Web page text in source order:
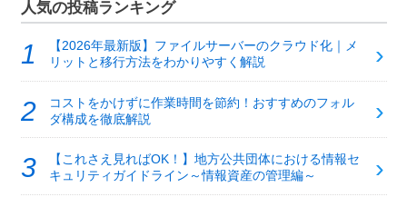
人気の投稿ランキング
【2026年最新版】ファイルサーバーのクラウド化｜メ
リットと移行方法をわかりやすく解説
コストをかけずに作業時間を節約！おすすめのフォル
ダ構成を徹底解説
【これさえ見ればOK！】地方公共団体における情報セ
キュリティガイドライン～情報資産の管理編～